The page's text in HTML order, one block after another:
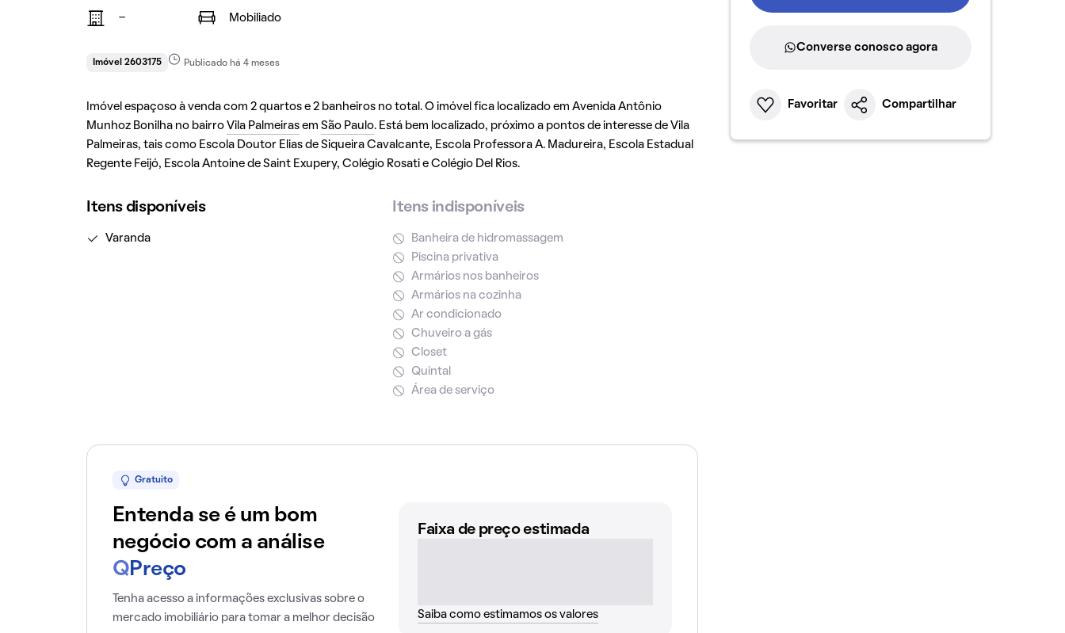
- Mobiliado
Imóvel 2603175 Publicado há 4 meses
Imóvel espaçoso à venda com 2 quartos e 2 banheiros no total. O imóvel fica localizado em Avenida Antônio
Munhoz Bonilha no bairro Vila Palmeirasem São Paulo. Está bem localizado, próximo a pontos de interesse de Vila
Palmeiras, tais como Escola Doutor Elias de Siqueira Cavalcante, Escola Professora A. Madureira, Escola Estadual
Regente Feijó, Escola Antoine de Saint Exupery, Colégio Rosati e Colégio Del Rios.
Itens disponíveis
Varanda
Itens indisponíveis
Banheira de hidromassagem
Piscina privativa
Armários nos banheiros
Armários na cozinha
Ar condicionado
Chuveiro a gás
Closet
Quintal
Área de serviço
Gratuito
Entenda se é um bom
negócio com a análise
Q Preço
Tenha acesso a informações exclusivas sobre o
mercado imobiliário para tomar a melhor decisão
Faixa de preço estimada
Saiba como estimamos os valores
Converse conosco agora
Favoritar Compartilhar